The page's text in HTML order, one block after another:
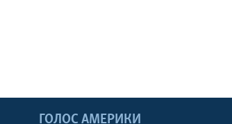
ГОЛОС АМЕРИКИ